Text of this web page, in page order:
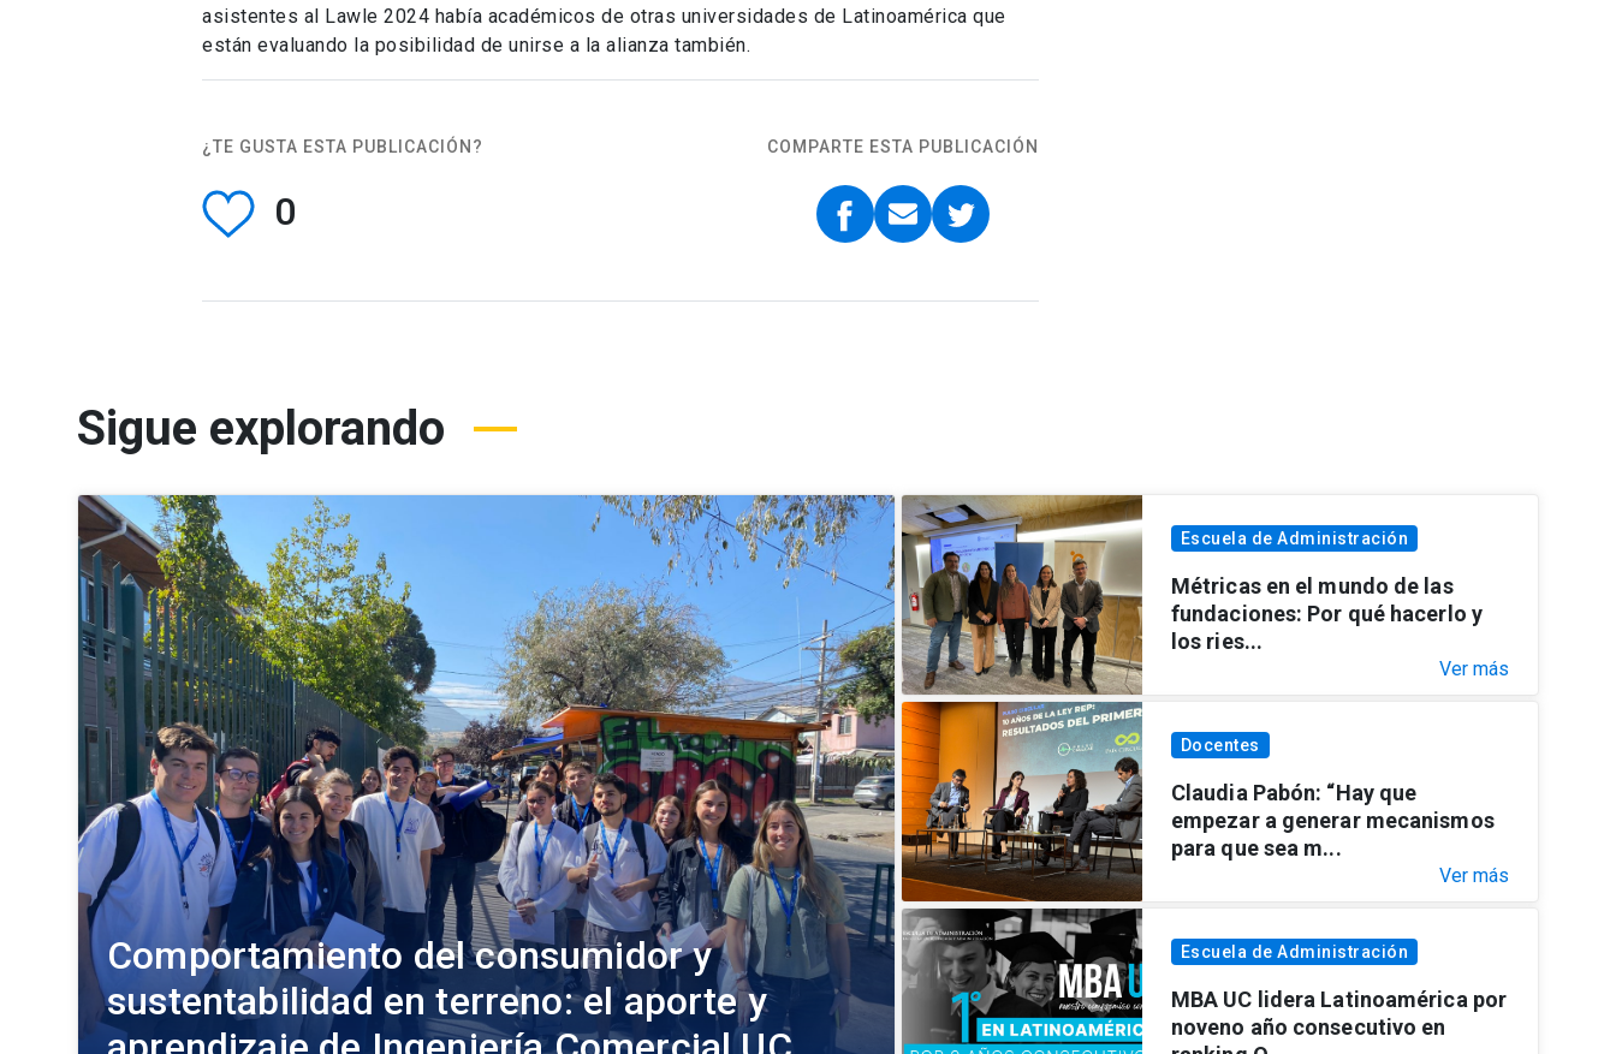
asistentes al Lawle 2024 había académicos de otras universidades de Latinoamérica que
están evaluando la posibilidad de unirse a la alianza también.
¿TE GUSTA ESTA PUBLICACIÓN?
0
COMPARTE ESTA PUBLICACIÓN
Sigue explorando
Comportamiento del consumidor y
sustentabilidad en terreno: el aporte y
Escuela de Administración
Métricas en el mundo de las
fundaciones: Por qué hacerlo y
los ries...
Ver más
Docentes
Claudia Pabón: “Hay que
empezar a generar mecanismos
para que sea m...
Ver más
Escuela de Administración
MBA UC lidera Latinoamérica por
noveno año consecutivo en